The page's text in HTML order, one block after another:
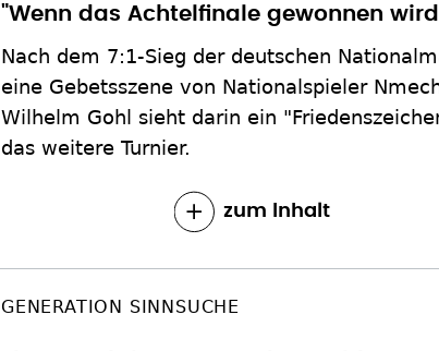
"Wenn das Achtelfinale gewonnen
Nach dem 7:1-Sieg der deutschen
eine Gebetsszene von Nationalspieler
Wilhelm Gohl sieht darin ein
das weitere Turnier.
zum Inhalt
GENERATION SINNSUCHE